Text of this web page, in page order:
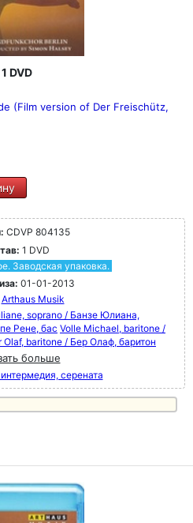
1 DVD
(Film version of Der Freischütz,
CDVP 804135
1 DVD
Заводская упаковка.
01-01-2013
Arthaus Musik
soprano / Банзе Юлиана,
Рене, бас Volle Michael, baritone /
Olaf, baritone / Бер Олаф, баритон
больше
серената